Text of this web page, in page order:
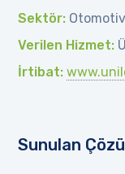
Sektör: Otomotiv
Verilen Hizmet:
İrtibat:
Sunulan